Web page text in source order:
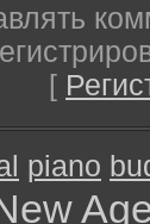
[
piano